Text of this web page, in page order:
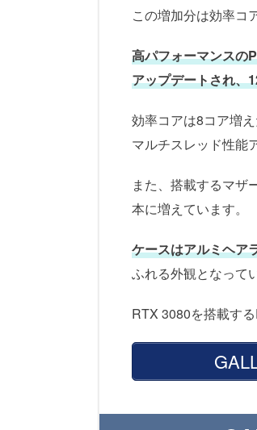
この増加分は効率コ
高パフォーマンスの
アップデートされ、
効率コアは8コア増
マルチスレッド性能
また、搭載するマザ
本に増えています。
ケースはアルミヘア
ふれる外観となって
RTX 3080を搭載す